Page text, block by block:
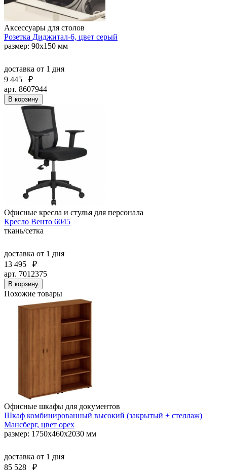
Аксессуары для столов
Розетка Диджитал-6, цвет серый
размер: 90х150 мм
доставка от 1 дня
9 445
₽
арт. 8607944
В корзину
Офисные кресла и стулья для персонала
Кресло Венто 6045
ткань/сетка
доставка от 1 дня
13 495
₽
арт. 7012375
В корзину
Похожие товары
Офисные шкафы для документов
Шкаф комбинированный высокий (закрытый + стеллаж)
Мансберг, цвет орех
размер: 1750x460x2030 мм
доставка от 1 дня
85 528
₽